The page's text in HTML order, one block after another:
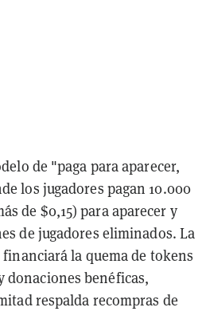
de "paga para aparecer,
los jugadores pagan 10.000
de $0,15) para aparecer y
de jugadores eliminados. La
la quema de tokens
donaciones benéficas,
respalda recompras de